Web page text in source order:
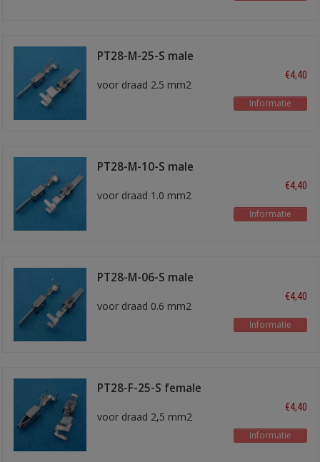
PT28-M-25-S male
voor draad 2.5 mm2
€4,40
Informatie
PT28-M-10-S male
voor draad 1.0 mm2
€4,40
Informatie
PT28-M-06-S male
voor draad 0.6 mm2
€4,40
Informatie
PT28-F-25-S female
voor draad 2,5 mm2
€4,40
Informatie